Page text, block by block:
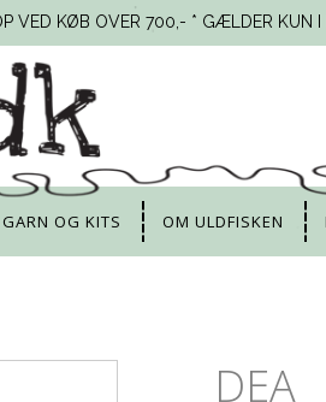
VED KØB OVER 700,- * GÆLDER KUN I
OG KITS OM ULDFISKEN
DEA